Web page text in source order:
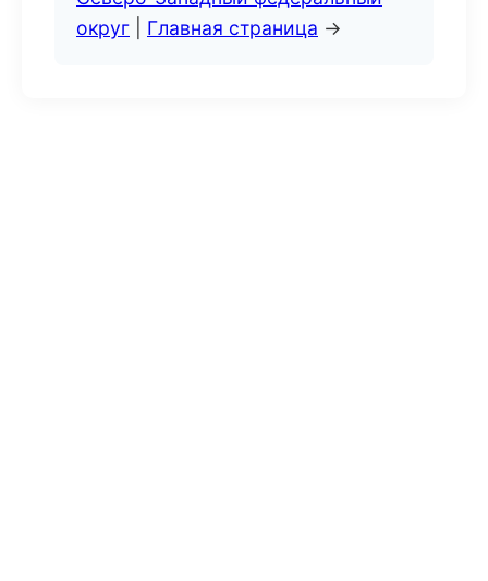
округ
Главная страница →